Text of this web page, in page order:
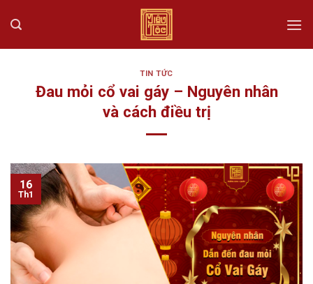
TIN TỨC
Đau mỏi cổ vai gáy – Nguyên nhân
và cách điều trị
16
Th1